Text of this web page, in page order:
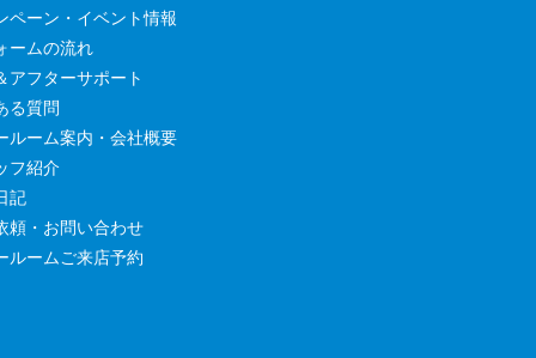
ペーン・イベント情報
ームの流れ
アフターサポート
る質問
ルーム案内・会社概要
フ紹介
記
頼・お問い合わせ
ルームご来店予約